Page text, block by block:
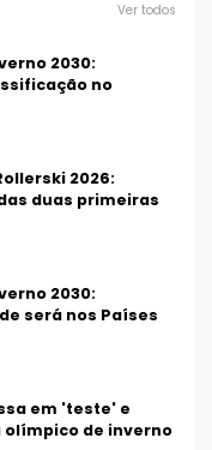
Ver todos
2030:
no
2026:
duas primeiras
2030:
será nos Países
em 'teste' e
de inverno